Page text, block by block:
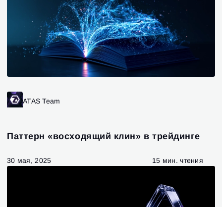
ATAS Team
Паттерн «восходящий клин» в трейдинге
30 мая, 2025 15 мин. чтения